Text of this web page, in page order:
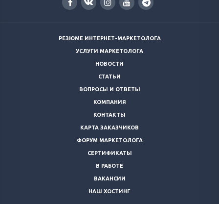
РЕЗЮМЕ ИНТЕРНЕТ-МАРКЕТОЛОГА
УСЛУГИ МАРКЕТОЛОГА
НОВОСТИ
СТАТЬИ
ВОПРОСЫ И ОТВЕТЫ
КОМПАНИЯ
КОНТАКТЫ
КАРТА ЗАКАЗЧИКОВ
ФОРУМ МАРКЕТОЛОГА
СЕРТИФИКАТЫ
В РАБОТЕ
ВАКАНСИИ
НАШ ХОСТИНГ